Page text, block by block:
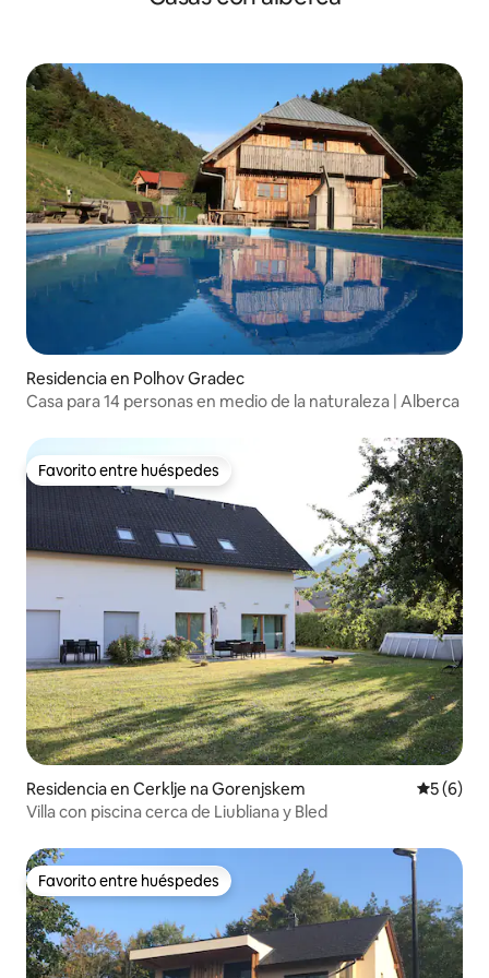
Residencia en Polhov Gradec
Casa para 14 personas en medio de la naturaleza | Alberca
Favorito entre huéspedes
Favorito entre huéspedes
Residencia en Cerklje na Gorenjskem
5 (6)
Villa con piscina cerca de Liubliana y Bled
Favorito entre huéspedes
Favorito entre huéspedes